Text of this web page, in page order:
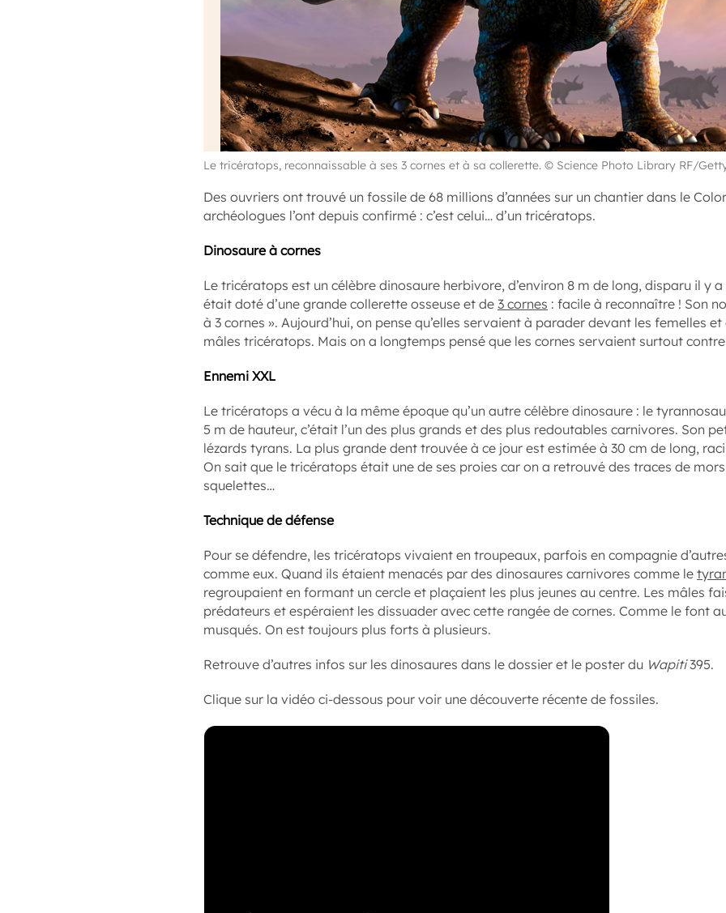
Le tricératops, reconnaissable à ses 3 cornes et à sa collerette. © Science Photo Library RF/
Des ouvriers ont trouvé un fossile de 68 millions d’années sur un chantier dans le
archéologues l’ont depuis confirmé : c’est celui… d’un tricératops.
Dinosaure à cornes
Le tricératops est un célèbre dinosaure herbivore, d’environ 8 m de long, disparu il y a
était doté d’une grande collerette osseuse et de 3 cornes : facile à reconnaître ! Son
à 3 cornes ». Aujourd’hui, on pense qu’elles servaient à parader devant les femelles
mâles tricératops. Mais on a longtemps pensé que les cornes servaient surtout
Ennemi XXL
Le tricératops a vécu à la même époque qu’un autre célèbre dinosaure : le
5 m de hauteur, c’était l’un des plus grands et des plus redoutables carnivores. Son
lézards tyrans. La plus grande dent trouvée à ce jour est estimée à 30 cm de long,
On sait que le tricératops était une de ses proies car on a retrouvé des traces de
squelettes…
Technique de défense
Pour se défendre, les tricératops vivaient en troupeaux, parfois en compagnie
comme eux. Quand ils étaient menacés par des dinosaures carnivores comme le
regroupaient en formant un cercle et plaçaient les plus jeunes au centre. Les mâles
prédateurs et espéraient les dissuader avec cette rangée de cornes. Comme le font
musqués. On est toujours plus forts à plusieurs.
Retrouve d’autres infos sur les dinosaures dans le dossier et le poster du Wapiti395.
Clique sur la vidéo ci-dessous pour voir une découverte récente de fossiles.